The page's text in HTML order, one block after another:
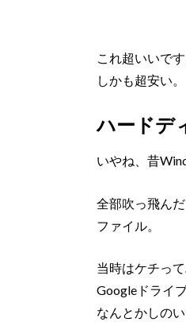
これ超いいです
しかも超安い。
ハードデ
いやね、昔
全部吹っ飛んだ
ファイル。
当時はケチっ
Googleドライ
なんとかしの